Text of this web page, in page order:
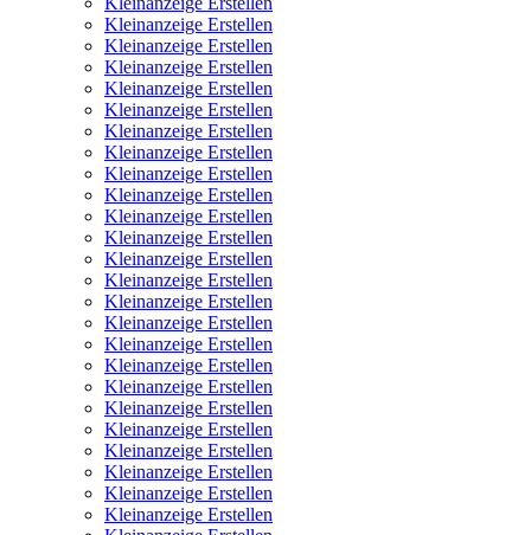
Kleinanzeige Erstellen
Kleinanzeige Erstellen
Kleinanzeige Erstellen
Kleinanzeige Erstellen
Kleinanzeige Erstellen
Kleinanzeige Erstellen
Kleinanzeige Erstellen
Kleinanzeige Erstellen
Kleinanzeige Erstellen
Kleinanzeige Erstellen
Kleinanzeige Erstellen
Kleinanzeige Erstellen
Kleinanzeige Erstellen
Kleinanzeige Erstellen
Kleinanzeige Erstellen
Kleinanzeige Erstellen
Kleinanzeige Erstellen
Kleinanzeige Erstellen
Kleinanzeige Erstellen
Kleinanzeige Erstellen
Kleinanzeige Erstellen
Kleinanzeige Erstellen
Kleinanzeige Erstellen
Kleinanzeige Erstellen